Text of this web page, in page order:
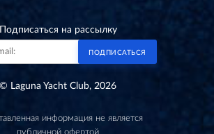
Подписаться на рассылку
ПОДПИСАТЬСЯ
© Laguna Yacht Club, 2026
информация не является
публичной офертой